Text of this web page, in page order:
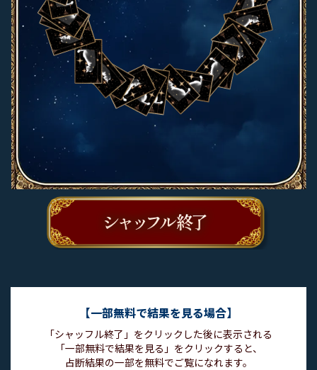
【一部無料で結果を見る場合】
「シャッフル終了」をクリックした後に表示される
「一部無料で結果を見る」をクリックすると、
占断結果の一部を無料でご覧になれます。